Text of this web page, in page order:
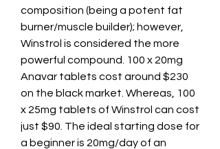
composition (being a potent fat
burner/muscle builder); however,
Winstrol is considered the more
powerful compound. 100 x 20mg
Anavar tablets cost around $230
on the black market. Whereas, 100
x 25mg tablets of Winstrol can cost
just $90. The ideal starting dose for
a beginner is 20mg/day of an